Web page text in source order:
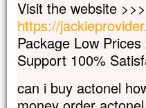
Visit the website >>>
https://
Package Low
Support 100%
can i buy actonel